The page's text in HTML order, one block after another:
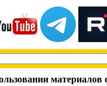
материалов